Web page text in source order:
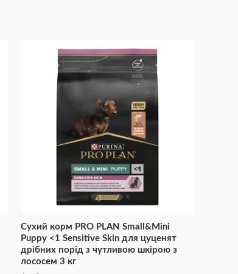
Сухий корм PRO PLAN Small&Mini
Puppy <1 Sensitive Skin для цуценят
дрібних порід з чутливою шкірою з
лососем 3 кг